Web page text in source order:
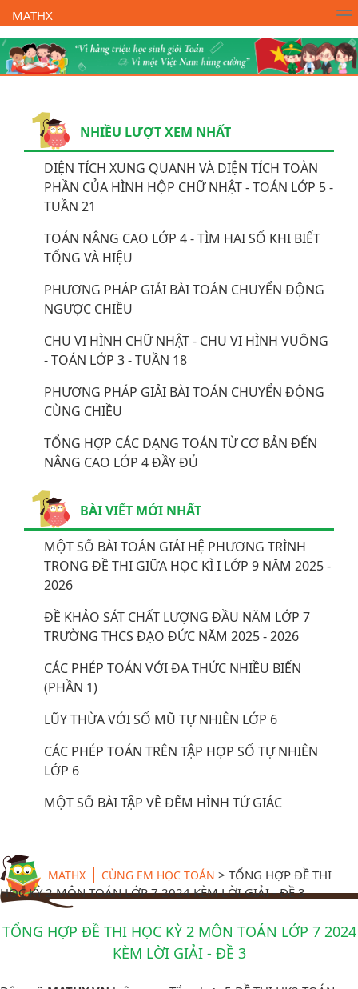
MATHX
Trường Toán Online MATHX Học toán - Lớp 1
NHIỀU LƯỢT XEM NHẤT
DIỆN TÍCH XUNG QUANH VÀ DIỆN TÍCH TOÀN
PHẦN CỦA HÌNH HỘP CHỮ NHẬT - TOÁN LỚP 5 -
TUẦN 21
TOÁN NÂNG CAO LỚP 4 - TÌM HAI SỐ KHI BIẾT
TỔNG VÀ HIỆU
PHƯƠNG PHÁP GIẢI BÀI TOÁN CHUYỂN ĐỘNG
NGƯỢC CHIỀU
CHU VI HÌNH CHỮ NHẬT - CHU VI HÌNH VUÔNG
- TOÁN LỚP 3 - TUẦN 18
PHƯƠNG PHÁP GIẢI BÀI TOÁN CHUYỂN ĐỘNG
CÙNG CHIỀU
TỔNG HỢP CÁC DẠNG TOÁN TỪ CƠ BẢN ĐẾN
NÂNG CAO LỚP 4 ĐẦY ĐỦ
BÀI VIẾT MỚI NHẤT
MỘT SỐ BÀI TOÁN GIẢI HỆ PHƯƠNG TRÌNH
TRONG ĐỀ THI GIỮA HỌC KÌ I LỚP 9 NĂM 2025 -
2026
ĐỀ KHẢO SÁT CHẤT LƯỢNG ĐẦU NĂM LỚP 7
TRƯỜNG THCS ĐẠO ĐỨC NĂM 2025 - 2026
CÁC PHÉP TOÁN VỚI ĐA THỨC NHIỀU BIẾN
(PHẦN 1)
LŨY THỪA VỚI SỐ MŨ TỰ NHIÊN LỚP 6
CÁC PHÉP TOÁN TRÊN TẬP HỢP SỐ TỰ NHIÊN
LỚP 6
MỘT SỐ BÀI TẬP VỀ ĐẾM HÌNH TỨ GIÁC
MATHX CÙNG EM HỌC TOÁN > TỔNG HỢP ĐỀ THI
HỌC KỲ 2 MÔN TOÁN LỚP 7 2024 KÈM LỜI GIẢI - ĐỀ 3
TỔNG HỢP ĐỀ THI HỌC KỲ 2 MÔN TOÁN LỚP 7 2024
KÈM LỜI GIẢI - ĐỀ 3